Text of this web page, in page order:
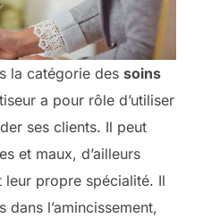
la catégorie des soins
a pour rôle d’utiliser
ses clients. Il peut
et maux, d’ailleurs
leur propre spécialité. Il
l’amincissement,